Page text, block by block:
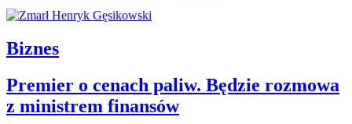
Biznes
Premier o cenach paliw. Będzie rozmowa
z ministrem finansów